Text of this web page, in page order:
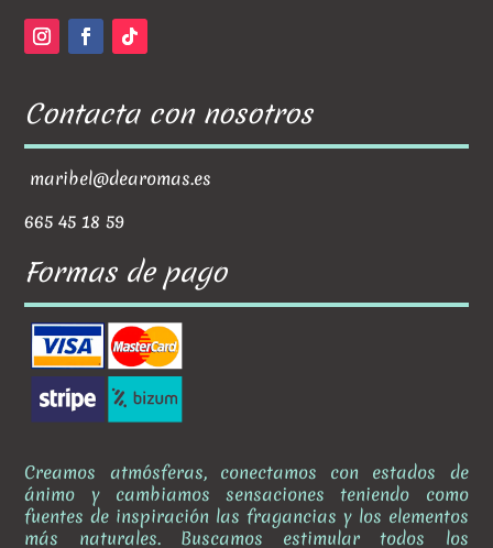
Contacta con nosotros
maribel@dearomas.es
665 45 18 59
Formas de pago
Creamos atmósferas, conectamos con estados de
ánimo y cambiamos sensaciones teniendo como
fuentes de inspiración las fragancias y los elementos
más naturales. Buscamos estimular todos los